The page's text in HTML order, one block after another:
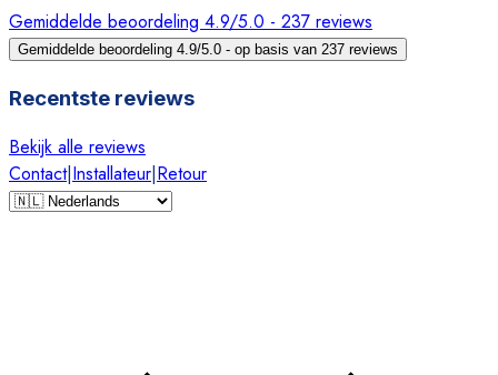
Gemiddelde beoordeling 4.9/5.0 - 237 reviews
Gemiddelde beoordeling 4.9/5.0 - op basis van 237 reviews
Recentste reviews
Bekijk alle reviews
Contact|Installateur|Retour